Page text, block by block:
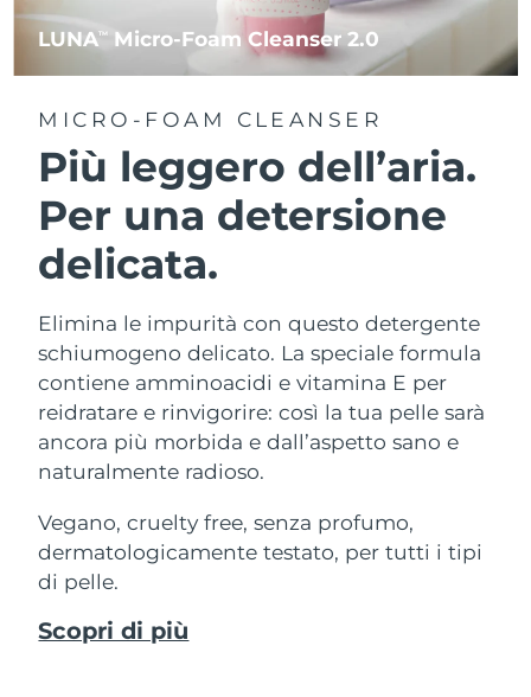
LUNATM Micro-Foam Cleanser 2.0
MICRO-FOAM CLEANSER
Più leggero dell’aria.
Per una detersione
delicata.
Elimina le impurità con questo detergente
schiumogeno delicato. La speciale formula
contiene amminoacidi e vitamina E per
reidratare e rinvigorire: così la tua pelle sarà
ancora più morbida e dall’aspetto sano e
naturalmente radioso.
Vegano, cruelty free, senza profumo,
dermatologicamente testato, per tutti i tipi
di pelle.
Scopri di più